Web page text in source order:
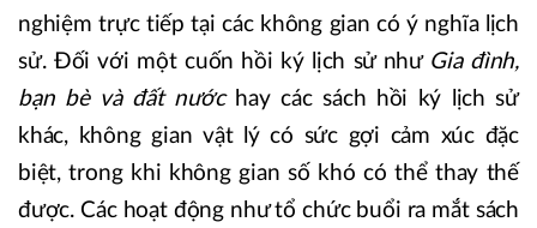
nghiệm trực tiếp tại các không gian có ý nghĩa lịch
sử. Đối với một cuốn hồi ký lịch sử như Gia đình,
bạn bè và đất nướchay các sách hồi ký lịch sử
khác, không gian vật lý có sức gợi cảm xúc đặc
biệt, trong khi không gian số khó có thể thay thế
được. Các hoạt động như tổ chức buổi ra mắt sách